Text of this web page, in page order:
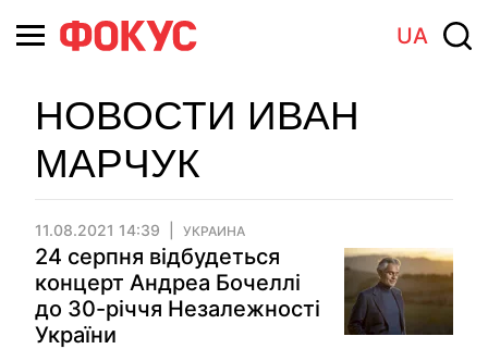
UA
НОВОСТИ ИВАН
МАРЧУК
11.08.2021 14:39 УКРАИНА
24 серпня відбудеться
концерт Андреа Бочеллі
до 30-річчя Незалежності
України